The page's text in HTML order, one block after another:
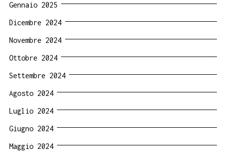
Gennaio 2025
Dicembre 2024
Novembre 2024
Ottobre 2024
Settembre 2024
Agosto 2024
Luglio 2024
Giugno 2024
Maggio 2024